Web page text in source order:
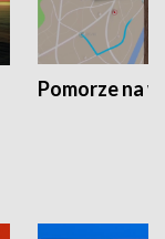
Pomorze na